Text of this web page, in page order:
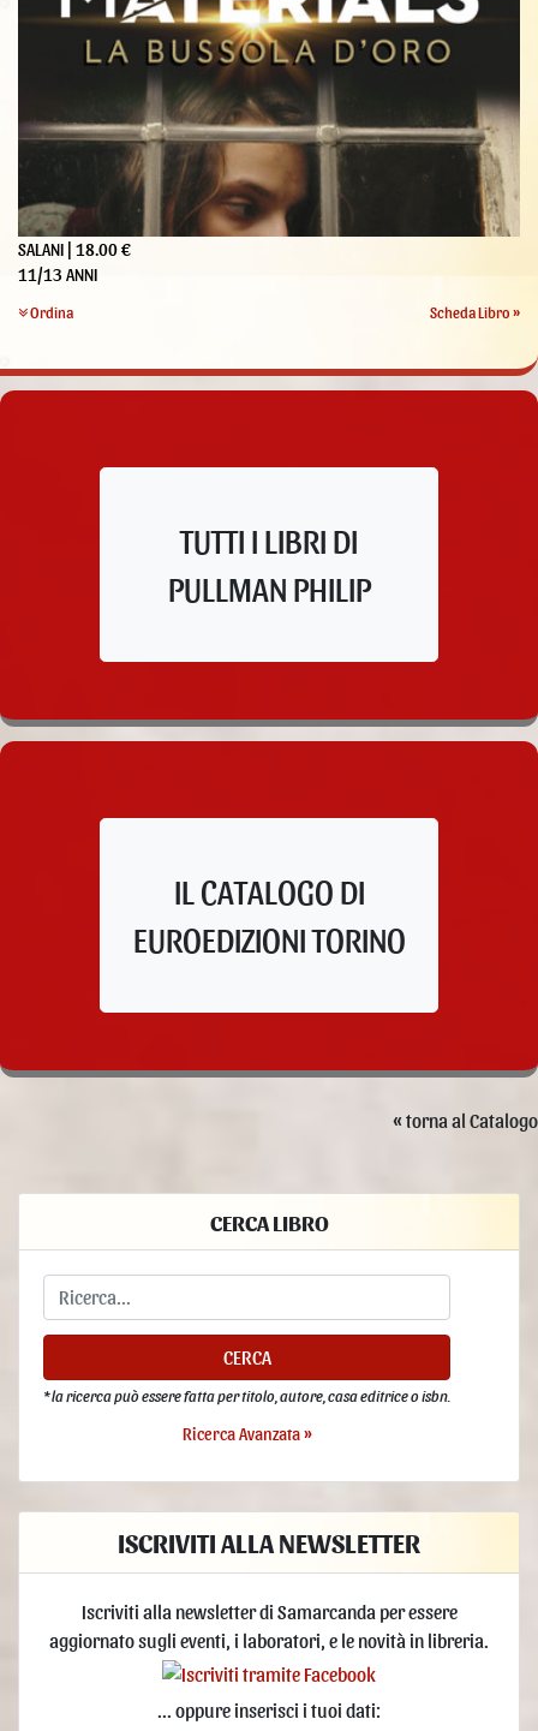
SALANI | 18.00 €
11/13 ANNI
Ordina Scheda Libro »
TUTTI I LIBRI DI
PULLMAN PHILIP
IL CATALOGO DI
EUROEDIZIONI TORINO
« torna al Catalogo
CERCA LIBRO
CERCA
* la ricerca può essere fatta per titolo, autore, casa editrice o isbn.
Ricerca Avanzata »
ISCRIVITI ALLA NEWSLETTER
Iscriviti alla newsletter di Samarcanda per essere
aggiornato sugli eventi, i laboratori, e le novità in libreria.
... oppure inserisci i tuoi dati: